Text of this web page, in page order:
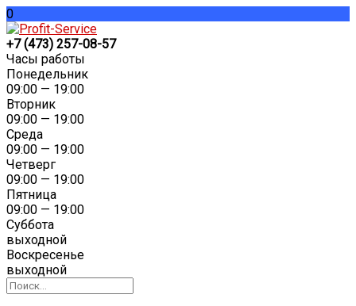
0
+7 (473) 257-08-57
Часы работы
Понедельник
09:00 — 19:00
Вторник
09:00 — 19:00
Среда
09:00 — 19:00
Четверг
09:00 — 19:00
Пятница
09:00 — 19:00
Суббота
выходной
Воскресенье
выходной